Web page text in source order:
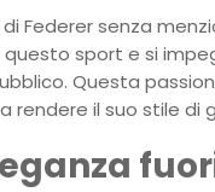
Federer senza
sport e si
Questa
rendere il suo stile